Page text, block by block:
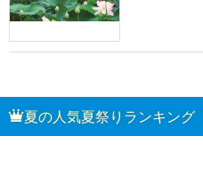
夏の人気夏祭りランキング